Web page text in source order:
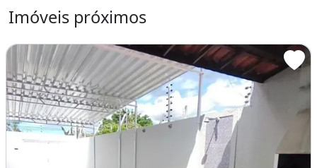
Churrasqueira
Imóveis próximos